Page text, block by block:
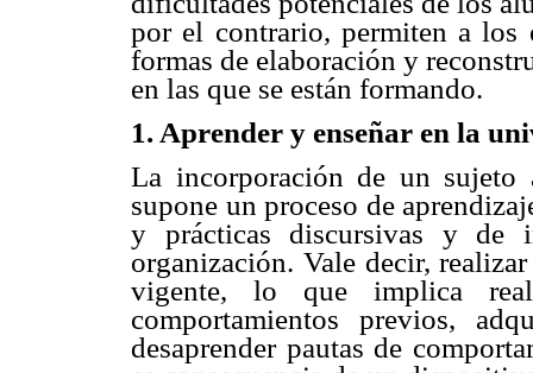
por el contrario, permiten a los
formas de elaboración y
en las que se están formando.
1. Aprender y enseñar en la
La incorporación de un sujeto
supone un proceso de
y prácticas discursivas y de
organización. Vale decir,
vigente, lo que implica
comportamientos previos,
desaprender pautas de